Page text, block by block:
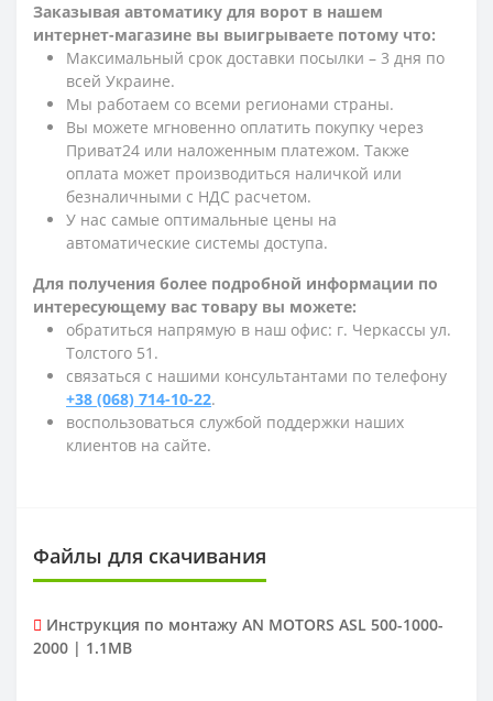
Заказывая автоматику для ворот в нашем
интернет-магазине вы выигрываете потому что:
Максимальный срок доставки посылки – 3 дня по
всей Украине.
Мы работаем со всеми регионами страны.
Вы можете мгновенно оплатить покупку через
Приват24 или наложенным платежом. Также
оплата может производиться наличкой или
безналичными с НДС расчетом.
У нас самые оптимальные цены на
автоматические системы доступа.
Для получения более подробной информации по
интересующему вас товару вы можете:
обратиться напрямую в наш офис: г. Черкассы ул.
Толстого 51.
связаться с нашими консультантами по телефону
+38 (068) 714-10-22.
воспользоваться службой поддержки наших
клиентов на сайте.
Файлы для скачивания
Инструкция по монтажу AN MOTORS ASL 500-1000-
2000 | 1.1MB